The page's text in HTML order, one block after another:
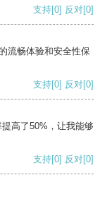
支持[0] 反对[0]
流畅体验和安全性保
支持[0] 反对[0]
高了50%，让我能够
支持[0] 反对[0]